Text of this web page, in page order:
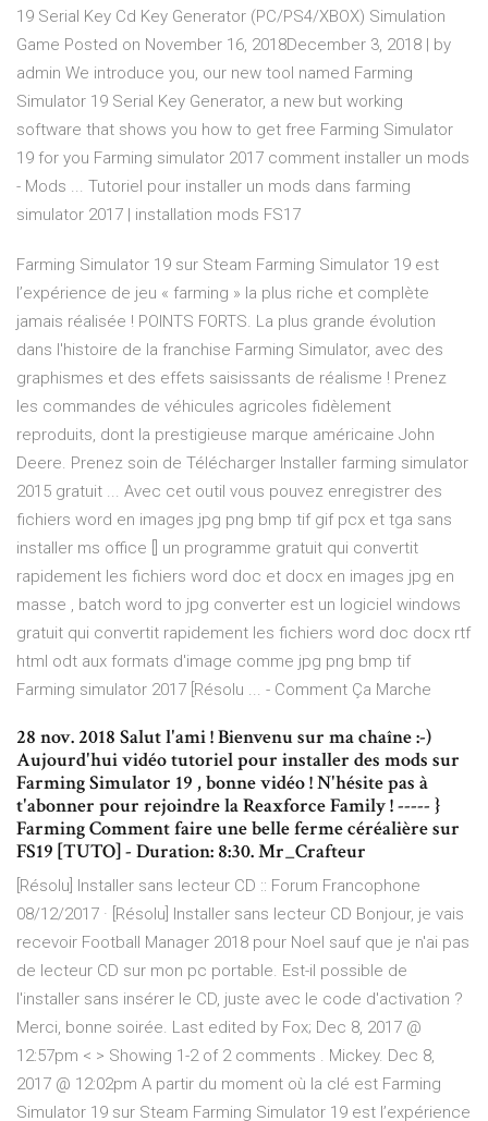
19 Serial Key Cd Key Generator (PC/PS4/XBOX) Simulation
Game Posted on November 16, 2018December 3, 2018 | by
admin We introduce you, our new tool named Farming
Simulator 19 Serial Key Generator, a new but working
software that shows you how to get free Farming Simulator
19 for you Farming simulator 2017 comment installer un mods
- Mods ... Tutoriel pour installer un mods dans farming
simulator 2017 | installation mods FS17
Farming Simulator 19 sur Steam Farming Simulator 19 est
l’expérience de jeu « farming » la plus riche et complète
jamais réalisée ! POINTS FORTS. La plus grande évolution
dans l'histoire de la franchise Farming Simulator, avec des
graphismes et des effets saisissants de réalisme ! Prenez
les commandes de véhicules agricoles fidèlement
reproduits, dont la prestigieuse marque américaine John
Deere. Prenez soin de Télécharger Installer farming simulator
2015 gratuit ... Avec cet outil vous pouvez enregistrer des
fichiers word en images jpg png bmp tif gif pcx et tga sans
installer ms office [] un programme gratuit qui convertit
rapidement les fichiers word doc et docx en images jpg en
masse , batch word to jpg converter est un logiciel windows
gratuit qui convertit rapidement les fichiers word doc docx rtf
html odt aux formats d'image comme jpg png bmp tif
Farming simulator 2017 [Résolu ... - Comment Ça Marche
28 nov. 2018 Salut l'ami ! Bienvenu sur ma chaîne :-)
Aujourd'hui vidéo tutoriel pour installer des mods sur
Farming Simulator 19 , bonne vidéo ! N'hésite pas à
t'abonner pour rejoindre la Reaxforce Family ! ----- }
Farming Comment faire une belle ferme céréalière sur
FS19 [TUTO] - Duration: 8:30. Mr_Crafteur
[Résolu] Installer sans lecteur CD :: Forum Francophone
08/12/2017 · [Résolu] Installer sans lecteur CD Bonjour, je vais
recevoir Football Manager 2018 pour Noel sauf que je n'ai pas
de lecteur CD sur mon pc portable. Est-il possible de
l'installer sans insérer le CD, juste avec le code d'activation ?
Merci, bonne soirée. Last edited by Fox; Dec 8, 2017 @
12:57pm < > Showing 1-2 of 2 comments . Mickey. Dec 8,
2017 @ 12:02pm A partir du moment où la clé est Farming
Simulator 19 sur Steam Farming Simulator 19 est l’expérience